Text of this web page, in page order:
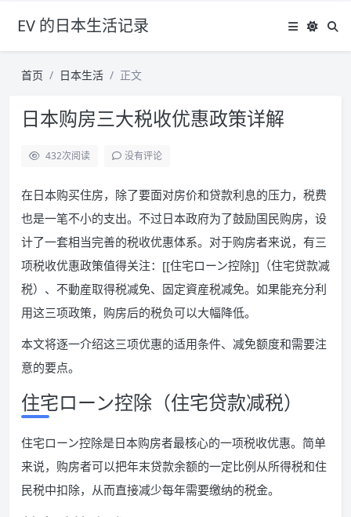
EV 的日本生活记录
首页 日本生活 正文
日本购房三大税收优惠政策详解
432次阅读 没有评论
在日本购买住房，除了要面对房价和贷款利息的压力，税费
也是一笔不小的支出。不过日本政府为了鼓励国民购房，设
计了一套相当完善的税收优惠体系。对于购房者来说，有三
项税收优惠政策值得关注：[[住宅ローン控除]]（住宅贷款减
税）、不動産取得税减免、固定資産税减免。如果能充分利
用这三项政策，购房后的税负可以大幅降低。
本文将逐一介绍这三项优惠的适用条件、减免额度和需要注
意的要点。
住宅ローン控除（住宅贷款减税）
住宅ローン控除是日本购房者最核心的一项税收优惠。简单
来说，购房者可以把年末贷款余额的一定比例从所得税和住
民税中扣除，从而直接减少每年需要缴纳的税金。